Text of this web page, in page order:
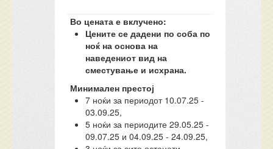
Во цената е вклучено:
Цените се дадени по соба по
ноќ на основа на
наведениот вид на
сместување и исхрана.
Минимален престој
7 ноќи за периодот 10.07.25 -
03.09.25,
5 ноќи за периодите 29.05.25 -
09.07.25 и 04.09.25 - 24.09.25,